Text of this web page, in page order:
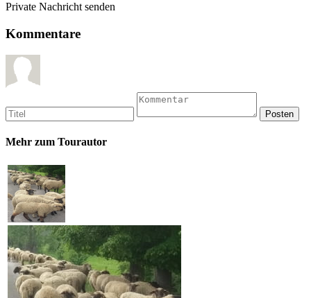
Private Nachricht senden
Kommentare
Mehr zum Tourautor